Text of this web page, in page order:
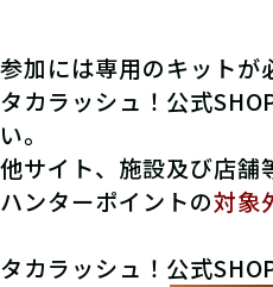
参加には専用のキットが
タカラッシュ！公式
い。
他サイト、施設及び店舗
ハンターポイントの対象
タカラッシュ！公式